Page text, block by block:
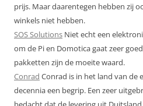
prijs. Maar daarentegen hebben zij
winkels niet hebben.
SOS Solutions Niet echt een
om de Pi en Domotica gaat zeer
pakketten zijn de moeite waard.
Conrad Conrad is in het land van de
decennia een begrip. Een zeer